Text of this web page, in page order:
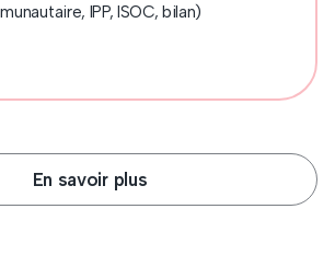
IPP, ISOC, bilan)
En savoir plus